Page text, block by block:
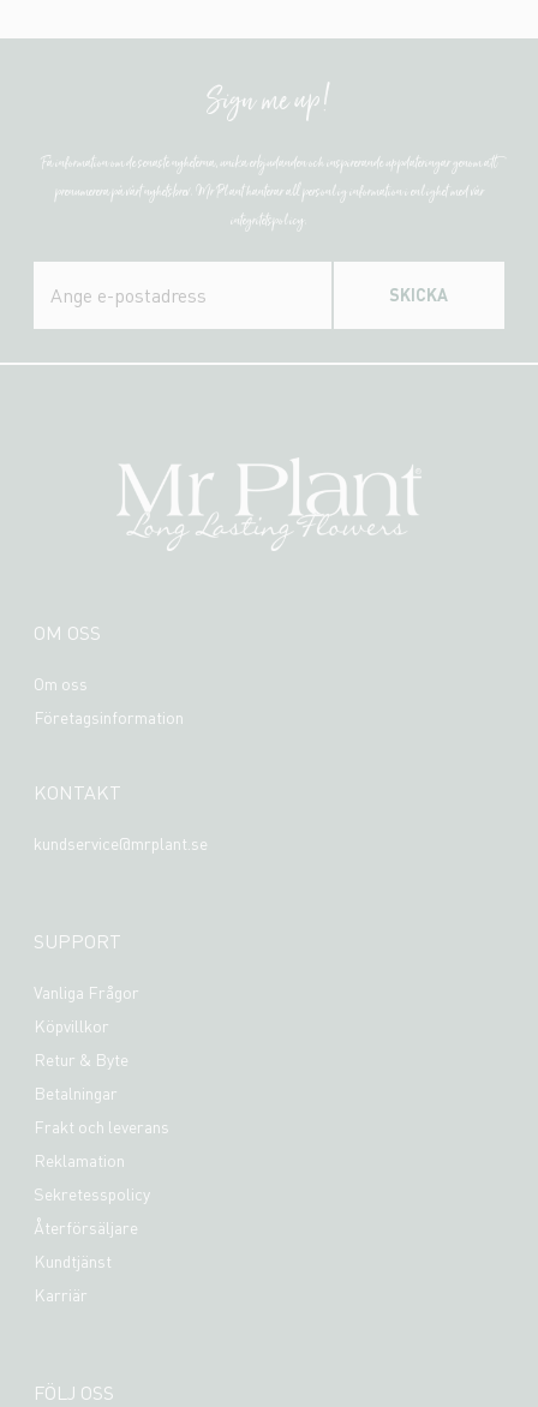
Sign me up!
Få information om de senaste nyheterna, unika erbjudanden och inspirerande uppdateringar genom att
prenumerera på vårt nyhetsbrev. Mr Plant hanterar all personlig information i enlighet med vår
integritetspolicy.
SKICKA
OM OSS
Om oss
Företagsinformation
KONTAKT
kundservice@mrplant.se
SUPPORT
Vanliga Frågor
Köpvillkor
Retur & Byte
Betalningar
Frakt och leverans
Reklamation
Sekretesspolicy
Återförsäljare
Kundtjänst
Karriär
FÖLJ OSS